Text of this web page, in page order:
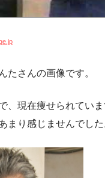
たさんの画像です。
、現在痩せられてい
まり感じませんでした